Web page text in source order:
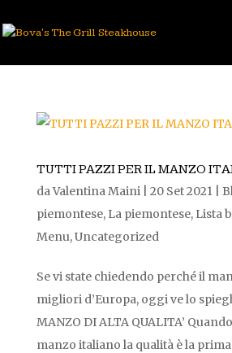
TUTTI PAZZI PER IL MANZO
daValentina Maini| 20 Set 2021|
piemontese, La piemontese, Lista
Menu,Uncategorized
Se vi state chiedendo perché il
migliori d’Europa, oggi ve lo
MANZO DI ALTA QUALITA’
manzo italiano la qualità è la